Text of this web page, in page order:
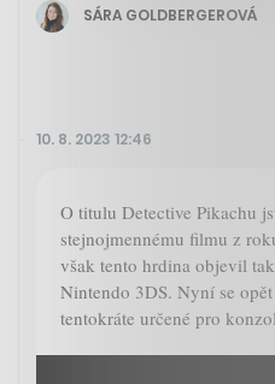
SÁRA GOLDBERGEROVÁ
10. 8. 2023 12:46
O titulu Detective Pikachu
stejnojmennému filmu z
však tento hrdina objevil
Nintendo 3DS. Nyní se
tentokráte určené pro